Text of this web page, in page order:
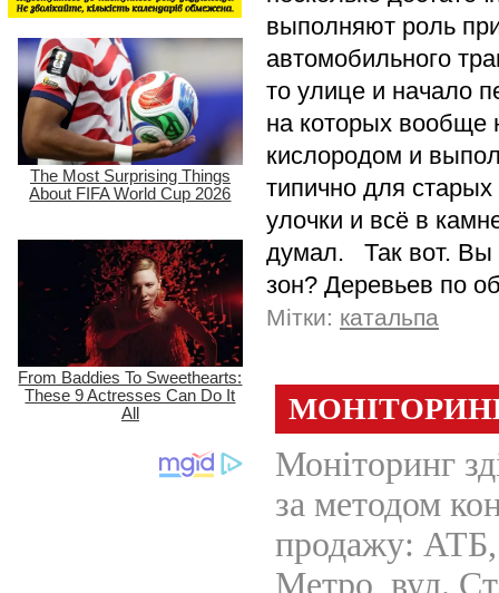
выполняют роль
автомобильного
то улице и начало
на которых вообще
кислородом и
типично для старых
улочки и всё в
думал. Так вот. Вы
зон? Деревьев по
Мітки: катальпа